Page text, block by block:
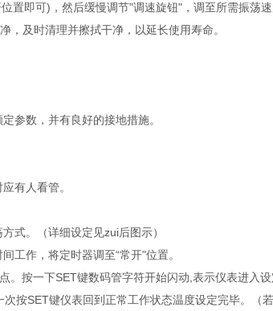
置即可)，然后缓慢调节"调速旋钮"，调至所需振荡
，及时清理并擦拭干净，以延长使用寿命。
数，并有良好的接地措施。
有人看管。
。（详细设定见zui后图示）
作，将定时器调至“常开"位置。
按一下SET键数码管字符开始闪动,表示仪表进入
SET键仪表回到正常工作状态温度设定完毕。（